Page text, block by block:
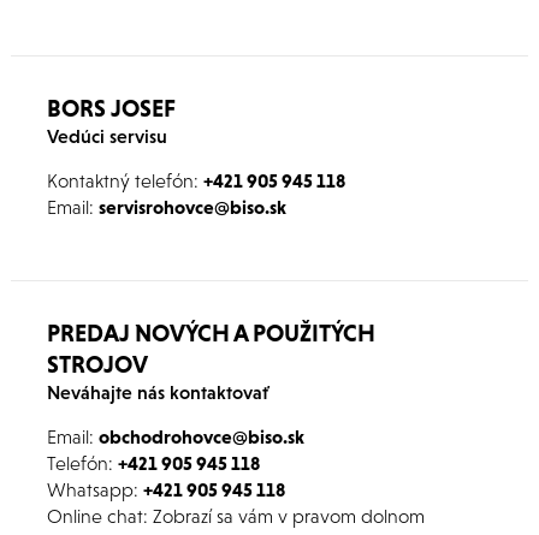
ponúkané pozície mohli zaujať!
BORS JOSEF
Vedúci servisu
Kontaktný telefón: +421 905 945 118
Email: servisrohovce@biso.sk
PREDAJ NOVÝCH A POUŽITÝCH
STROJOV
Neváhajte nás kontaktovať
Email: obchodrohovce@biso.sk
Telefón: +421 905 945 118
Whatsapp: +421905 945 118
Online chat: Zobrazí sa vám v pravom dolnom